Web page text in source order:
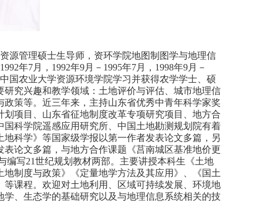
源管理硕士生导师，资环学院地图制图学与地理信
年7月，1992年9月－1995年7月，1998年9月－
国农业大学资源环境学院学习并获得农学学士、硕
究兴趣和教学领域：土地评价与评估、城市地理信
策等。近三年来，主持山东省优秀中青年科学家奖
项目、山东省征地制度改革专项研究项目、地方合
科学院遥感应用研究所、中国土地勘测规划院有着
科学》等国家级学报以第一作者发表论文多篇，另
论文多篇，与地方合作课题《莒南城区基准地价更
编写21世纪规划教材两部。主要讲授本科生《土地
制度与政策》《定量地学方法及其应用》、《国土
课程。欢迎对土地利用、区域可持续发展、环境地
、生态学的基础研究以及与地理信息系统相关的技